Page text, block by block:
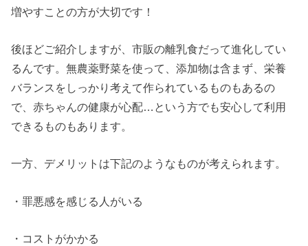
増やすことの方が大切です！
後ほどご紹介しますが、市販の離乳食だって進化してい
るんです。無農薬野菜を使って、添加物は含まず、栄養
バランスをしっかり考えて作られているものもあるの
で、赤ちゃんの健康が心配…という方でも安心して利用
できるものもあります。
一方、デメリットは下記のようなものが考えられます。
・罪悪感を感じる人がいる
・コストがかかる